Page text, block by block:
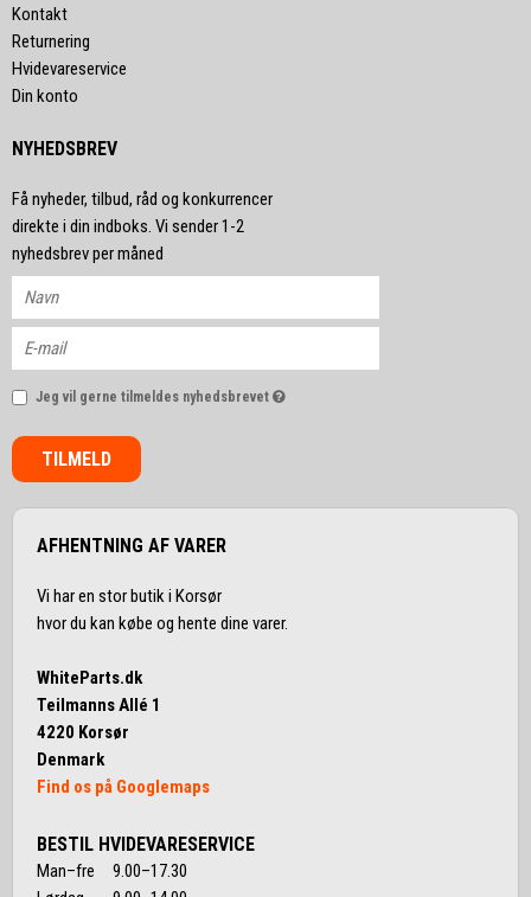
Kontakt
Returnering
Hvidevareservice
Din konto
NYHEDSBREV
Få nyheder, tilbud, råd og konkurrencer
direkte i din indboks. Vi sender 1-2
nyhedsbrev per måned
Jeg vil gerne tilmeldes nyhedsbrevet
TILMELD
AFHENTNING AF VARER
Vi har en stor butik i Korsør
hvor du kan købe og hente dine varer.
WhiteParts.dk
Teilmanns Allé 1
4220 Korsør
Denmark
Find os på Googlemaps
BESTIL HVIDEVARESERVICE
Man–fre 9.00–17.30